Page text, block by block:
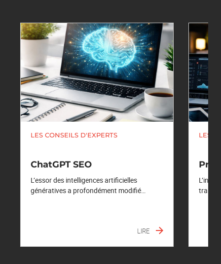
LES CONSEILS D'EXPERTS
ChatGPT SEO
L’essor des intelligences artificielles
génératives a profondément modifié…
LIRE
LES